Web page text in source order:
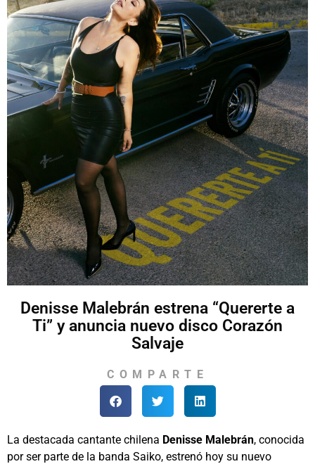
Denisse Malebrán estrena “Quererte a
Ti” y anuncia nuevo disco Corazón
Salvaje
COMPARTE
La destacada cantante chilena Denisse Malebrán, conocida
por ser parte de la banda Saiko, estrenó hoy su nuevo